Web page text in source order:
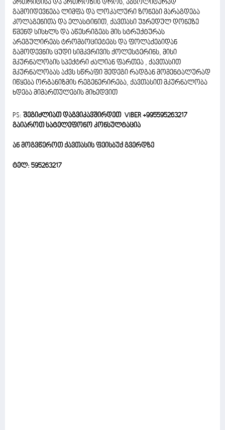
ართრიტისა და ართროზის დროს, აბსოლიტურად
გამოიდევნება ლიმფა და ლოკალური ზონები მარაგდება
კოლაგენითა და ელასტინით, ქავთასი უჯრედულ დონეზე
წმენდ სისხლს და აწესრიგებს მის სტრუქტურას
არეგულირებს ტრომბოციეტებს და ფოლაქებიდან
გამოდევნის ცუდი სიმკვრივის ქოლესტერინს, მისი
მკურნალობის სპექტრი ძალიან ფართეა , ქავთასით
მკურნალობას აქვს სწრაფი შედეგი რადგან მომენტალურად
იწყება ორგანიზმის რეგენერირება, ქავთასით მკურნალობა
ხდება მიმართულების მიხედვით
PS: შეგიძლიათ დაგვიკავშირდეთ VIBER +995595263217
გაიაროთ სატელეფონო კონსულტაცია
ან მოგვწეროთ ქავთასის ფეისბუქ გვერდზე
ტელ: 595263217